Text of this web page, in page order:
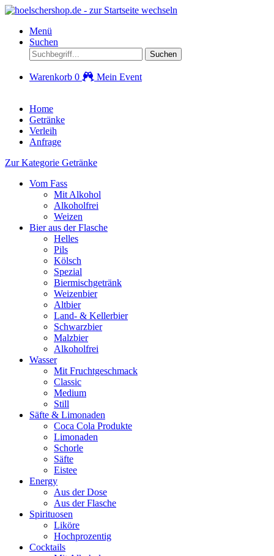
Menü
Suchen
Suchen
Warenkorb 0 Mein Event
Home
Getränke
Verleih
Anfrage
Zur Kategorie Getränke
Vom Fass
Mit Alkohol
Alkoholfrei
Weizen
Bier aus der Flasche
Helles
Pils
Kölsch
Spezial
Biermischgetränk
Weizenbier
Altbier
Land- & Kellerbier
Schwarzbier
Malzbier
Alkoholfrei
Wasser
Mit Fruchtgeschmack
Classic
Medium
Still
Säfte & Limonaden
Coca Cola Produkte
Limonaden
Schorle
Säfte
Eistee
Energy
Aus der Dose
Aus der Flasche
Spirituosen
Liköre
Hochprozentig
Cocktails